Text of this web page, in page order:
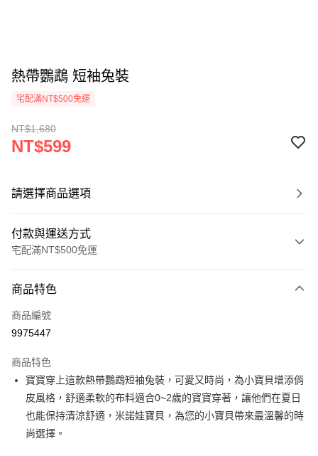
熱帶鸚鵡 短袖兔裝
宅配滿NT$500免運
NT$1,680
NT$599
請選擇商品選項
付款與運送方式
宅配滿NT$500免運
信用卡一次付款
LINE Pay
街口支付
悠遊付
ATM付款
商品特色
商品編號
9975447
商品特色
寶寶穿上這款熱帶鸚鵡短袖兔裝，可愛又時尚，為小寶貝增添俏
皮風格，舒適柔軟的布料適合0~2歲的寶寶穿著，讓他們在夏日
也能保持清涼舒適，米諾娃寶貝，為您的小寶貝帶來最溫馨的時
尚選擇。